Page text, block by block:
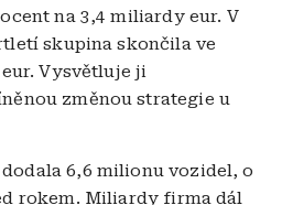
na 3,4 miliardy eur. V
skupina skončila ve
Vysvětluje ji
změnou strategie u
6,6 milionu vozidel, o
rokem. Miliardy firma dál